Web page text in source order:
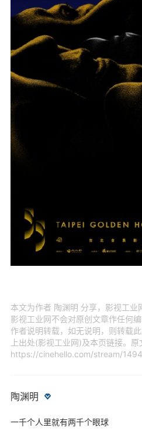
本文为作者 陶渊明 分享，影视工业
影视工业网不会对原创文章作任何
作者说明转载，如无说明，则转载
上出处(影视工业网)及本页链接。原
https://cinehello.com/stream/
陶渊明
一千个人里就有两千个眼球